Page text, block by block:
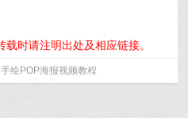
时请注明出处及相应链接。
手绘POP海报视频教程